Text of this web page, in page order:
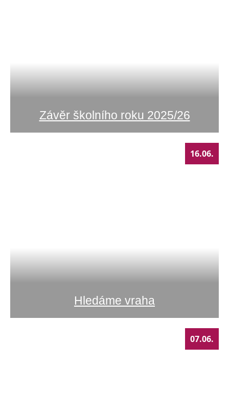
Závěr školního roku 2025/26
Hledáme vraha
16.06.
07.06.